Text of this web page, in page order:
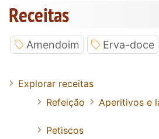
Receitas
Amendoim Erva-doce
Explorar receitas
Refeição
Aperitivos e
Petiscos